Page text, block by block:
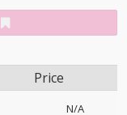
Price
N/A